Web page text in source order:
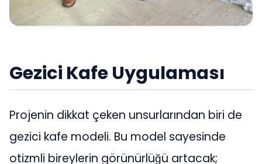
Gezici Kafe Uygulaması
Projenin dikkat çeken unsurlarından biri de
gezici kafe modeli. Bu model sayesinde
otizmli bireylerin görünürlüğü artacak;